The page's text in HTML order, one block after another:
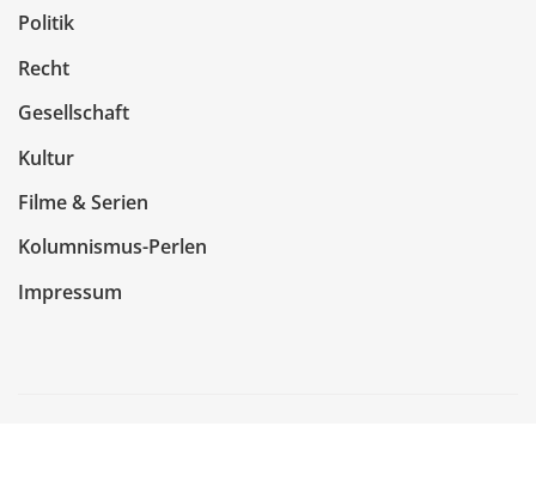
Politik
Recht
Gesellschaft
Kultur
Filme & Serien
Kolumnismus-Perlen
Impressum